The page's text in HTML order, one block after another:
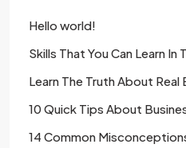
Hello world!
Skills That You Can Learn
Learn The Truth About
10 Quick Tips About
14 Common